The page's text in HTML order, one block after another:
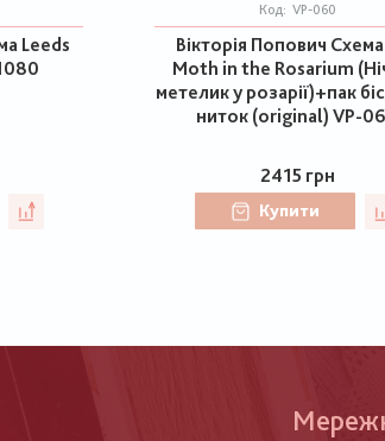
Leeds
Код: VP-060
Вікторія Попович
Moth in the Rosarium
метелик у розарії)+пак
ниток (original) VP-
2415 грн
Купити
Меню